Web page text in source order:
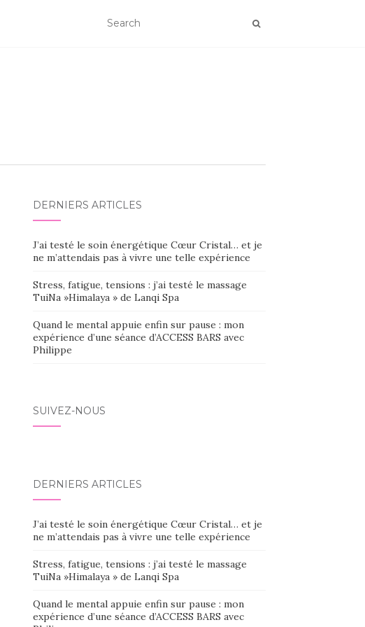
DERNIERS ARTICLES
J’ai testé le soin énergétique Cœur Cristal… et je
ne m’attendais pas à vivre une telle expérience
Stress, fatigue, tensions : j’ai testé le massage
TuiNa »Himalaya » de Lanqi Spa
Quand le mental appuie enfin sur pause : mon
expérience d’une séance d’ACCESS BARS avec
Philippe
SUIVEZ-NOUS
DERNIERS ARTICLES
J’ai testé le soin énergétique Cœur Cristal… et je
ne m’attendais pas à vivre une telle expérience
Stress, fatigue, tensions : j’ai testé le massage
TuiNa »Himalaya » de Lanqi Spa
Quand le mental appuie enfin sur pause : mon
expérience d’une séance d’ACCESS BARS avec